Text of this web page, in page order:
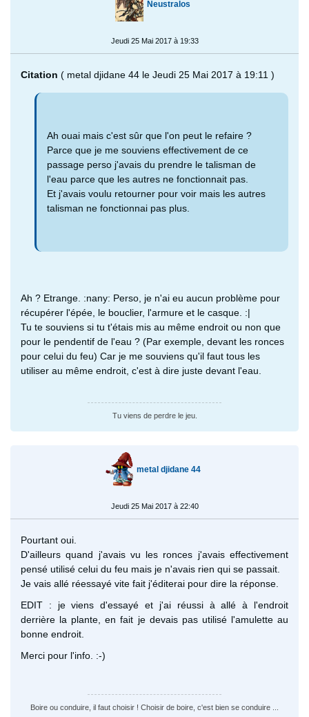
Neustralos
Jeudi 25 Mai 2017 à 19:33
Citation ( metal djidane 44 le Jeudi 25 Mai 2017 à 19:11 )
Ah ouai mais c'est sûr que l'on peut le refaire ?
Parce que je me souviens effectivement de ce
passage perso j'avais du prendre le talisman de
l'eau parce que les autres ne fonctionnait pas.
Et j'avais voulu retourner pour voir mais les autres
talisman ne fonctionnai pas plus.
Ah ? Etrange. :nany: Perso, je n'ai eu aucun problème pour
récupérer l'épée, le bouclier, l'armure et le casque. :|
Tu te souviens si tu t'étais mis au même endroit ou non que
pour le pendentif de l'eau ? (Par exemple, devant les ronces
pour celui du feu) Car je me souviens qu'il faut tous les
utiliser au même endroit, c'est à dire juste devant l'eau.
Tu viens de perdre le jeu.
metal djidane 44
Jeudi 25 Mai 2017 à 22:40
Pourtant oui.
D'ailleurs quand j'avais vu les ronces j'avais effectivement
pensé utilisé celui du feu mais je n'avais rien qui se passait.
Je vais allé réessayé vite fait j'éditerai pour dire la réponse.
EDIT : je viens d'essayé et j'ai réussi à allé à l'endroit
derrière la plante, en fait je devais pas utilisé l'amulette au
bonne endroit.
Merci pour l'info. :-)
Boire ou conduire, il faut choisir ! Choisir de boire, c'est bien se conduire ...